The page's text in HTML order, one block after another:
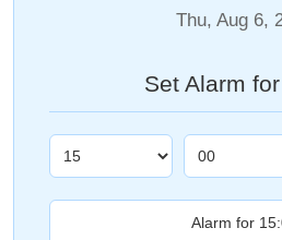
Thu, Aug 6,
Set Alarm